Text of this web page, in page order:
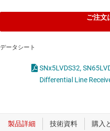
ご注文
データシート
SNx5LVDS32,
Differential Line